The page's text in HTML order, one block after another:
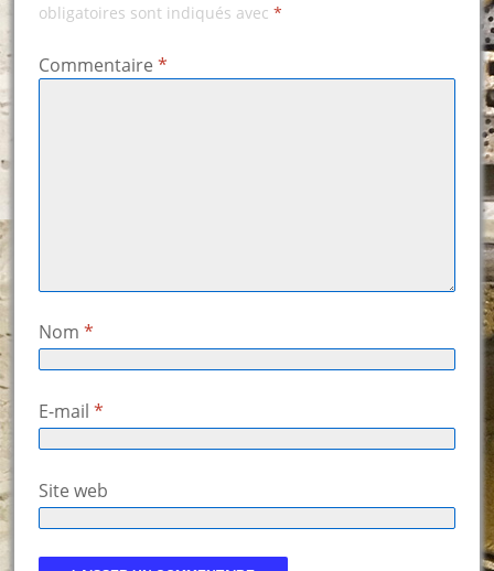
obligatoires sont indiqués avec *
Commentaire *
Nom *
E-mail *
Site web